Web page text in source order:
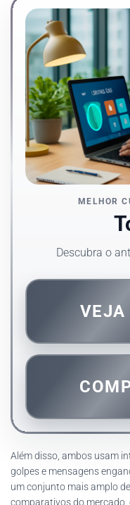
MELHOR
Descubra o
VEJA
Além disso, ambos usam
golpes e mensagens
um conjunto mais amplo
comparativos do mercado,